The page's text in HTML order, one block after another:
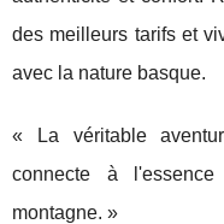
des meilleurs tarifs et
avec la nature basque.
« La véritable
connecte à
montagne. »